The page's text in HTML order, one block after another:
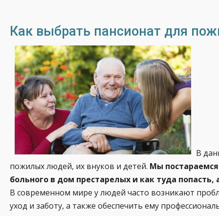
Как выбрать пансионат для
В
пожилых людей, их внуков и детей. Мы
больного в дом престарелых и как туда
В современном мире у людей часто возникают
уход и заботу, а также обеспечить ему